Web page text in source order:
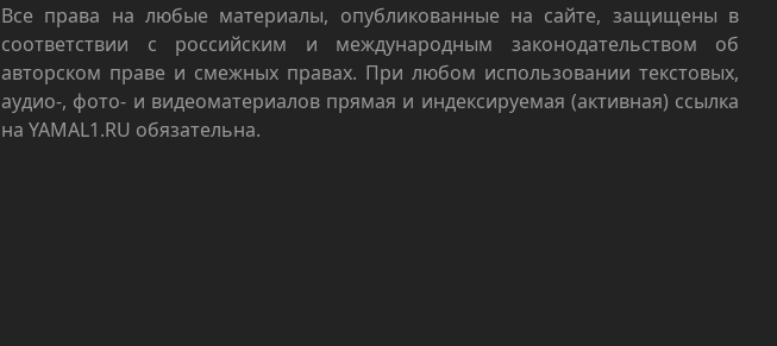
Все права на любые материалы, опубликованные на сайте, защищены в
соответствии с российским и международным законодательством об
авторском праве и смежных правах. При любом использовании текстовых,
аудио-, фото- и видеоматериалов прямая и индексируемая (активная) ссылка
на YAMAL1.RU обязательна.